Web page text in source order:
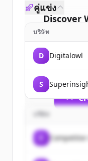
Discover
Sign up for
New
มีบัญชี
คู่แข่ง
บริษัท
D Digitalowl
S
Competitor